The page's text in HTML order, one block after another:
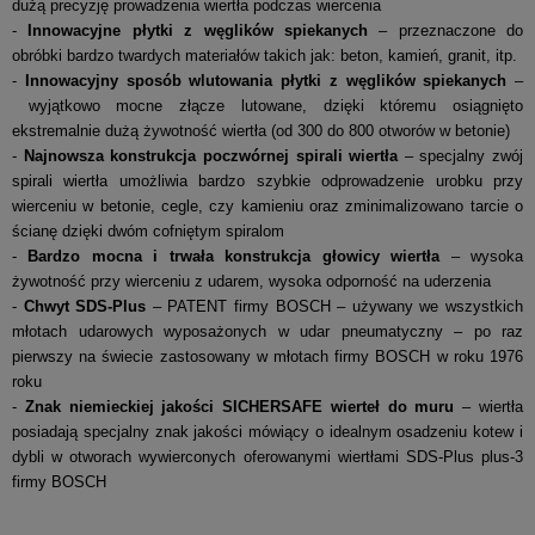
dużą precyzję prowadzenia wiertła podczas wiercenia
- Innowacyjne płytki z węglików spiekanych – przeznaczone do
obróbki bardzo twardych materiałów takich jak: beton, kamień, granit, itp.
- Innowacyjny sposób wlutowania płytki z węglików spiekanych –
wyjątkowo mocne złącze lutowane, dzięki któremu osiągnięto
ekstremalnie dużą żywotność wiertła (od 300 do 800 otworów w betonie)
- Najnowsza konstrukcja poczwórnej spirali wiertła – specjalny zwój
spirali wiertła umożliwia bardzo szybkie odprowadzenie urobku przy
wierceniu w betonie, cegle, czy kamieniu oraz zminimalizowano tarcie o
ścianę dzięki dwóm cofniętym spiralom
- Bardzo mocna i trwała konstrukcja głowicy wiertła – wysoka
żywotność przy wierceniu z udarem, wysoka odporność na uderzenia
- Chwyt SDS-Plus – PATENT firmy BOSCH – używany we wszystkich
młotach udarowych wyposażonych w udar pneumatyczny – po raz
pierwszy na świecie zastosowany w młotach firmy BOSCH w roku 1976
roku
- Znak niemieckiej jakości SICHERSAFE wierteł do muru – wiertła
posiadają specjalny znak jakości mówiący o idealnym osadzeniu kotew i
dybli w otworach wywierconych oferowanymi wiertłami SDS-Plus plus-3
firmy BOSCH